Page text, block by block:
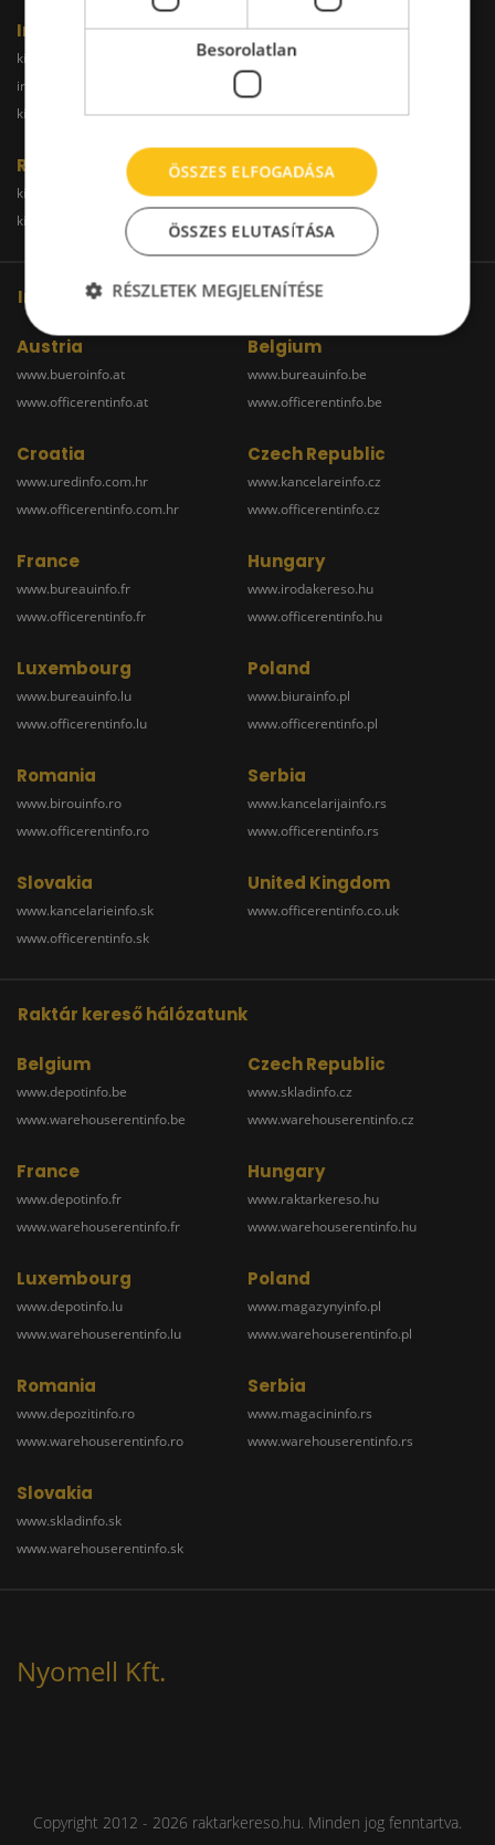
Iroda
kiadoiroda.info
irodakiadobudapest.hu
kiadoirodabudaors.hu
kiadoirodadebrecen.hu
Raktár
kiadoraktarbudapest.hu
kiadoraktardebrecen.hu
kiadoraktargyor.hu
raktarszekesfehervar.hu
Iroda kereső hálózatunk
Austria
www.bueroinfo.at
www.officerentinfo.at
Belgium
www.bureauinfo.be
www.officerentinfo.be
Croatia
www.uredinfo.com.hr
www.officerentinfo.com.hr
Czech Republic
www.kancelareinfo.cz
www.officerentinfo.cz
France
www.bureauinfo.fr
www.officerentinfo.fr
Hungary
www.irodakereso.hu
www.officerentinfo.hu
Luxembourg
www.bureauinfo.lu
www.officerentinfo.lu
Poland
www.biurainfo.pl
www.officerentinfo.pl
Romania
www.birouinfo.ro
www.officerentinfo.ro
Serbia
www.kancelarijainfo.rs
www.officerentinfo.rs
Slovakia
www.kancelarieinfo.sk
www.officerentinfo.sk
United Kingdom
www.officerentinfo.co.uk
Raktár kereső hálózatunk
Belgium
www.depotinfo.be
www.warehouserentinfo.be
Czech Republic
www.skladinfo.cz
www.warehouserentinfo.cz
France
www.depotinfo.fr
www.warehouserentinfo.fr
Hungary
www.raktarkereso.hu
www.warehouserentinfo.hu
Luxembourg
www.depotinfo.lu
www.warehouserentinfo.lu
Poland
www.magazynyinfo.pl
www.warehouserentinfo.pl
Romania
www.depozitinfo.ro
www.warehouserentinfo.ro
Serbia
www.magacininfo.rs
www.warehouserentinfo.rs
Slovakia
www.skladinfo.sk
www.warehouserentinfo.sk
Nyomell Kft.
Copyright 2012 - 2026 raktarkereso.hu. Minden jog fenntartva.
Besorolatlan
ÖSSZES ELFOGADÁSA
ÖSSZES ELUTASÍTÁSA
RÉSZLETEK MEGJELENÍTÉSE